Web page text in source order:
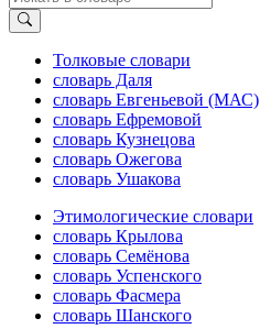
Толковые словари
словарь Даля
словарь Евгеньевой (МАС)
словарь Ефремовой
словарь Кузнецова
словарь Ожегова
словарь Ушакова
Этимологические словари
словарь Крылова
словарь Семёнова
словарь Успенского
словарь Фасмера
словарь Шанского